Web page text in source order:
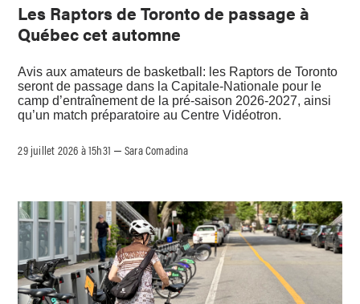
Les Raptors de Toronto de passage à
Québec cet automne
Avis aux amateurs de basketball: les Raptors de Toronto
seront de passage dans la Capitale-Nationale pour le
camp d’entraînement de la pré-saison 2026-2027, ainsi
qu’un match préparatoire au Centre Vidéotron.
29 juillet 2026 à 15h31 –Sara Comadina